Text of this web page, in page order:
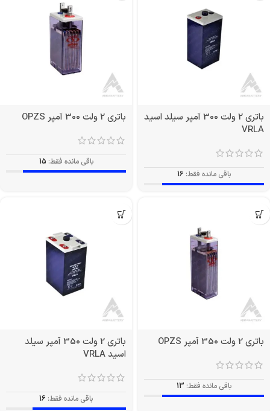
باتری 2 ولت 300 آمپر سیلد اسید
VRLA
باقی مانده فقط: 16
باتری 2 ولت 300 آمپر OPZS
باقی مانده فقط: 15
باتری 2 ولت 350 آمپر OPZS
باقی مانده فقط: 13
باتری 2 ولت 350 آمپر سیلد
اسید VRLA
باقی مانده فقط: 16